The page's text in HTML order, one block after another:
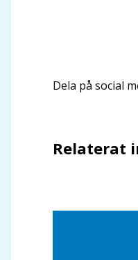
Dela på social
Relaterat